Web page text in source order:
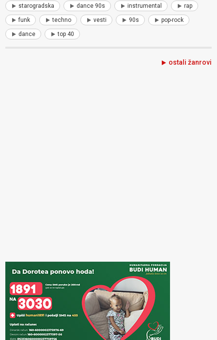
starogradska dance 90s instrumental rap
funk techno vesti 90s pop-rock
dance top 40
ostali žanrovi